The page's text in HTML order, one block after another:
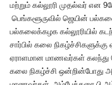
மற்றும் கல்லூரி முதல்வர் என
பெங்களூருவில் ஜெயின்
பல்கலைக்கழக கல்லூரியில்
சார்பில் கலை நிகழ்ச்சிகளுக்கு
ஏராளமான மாணவர்கள்
கலை நிகழ்ச்சி ஒன்றின்போது